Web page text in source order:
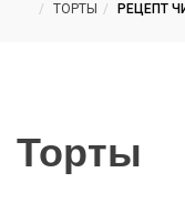
ТОРТЫ
РЕЦЕПТ
Торты